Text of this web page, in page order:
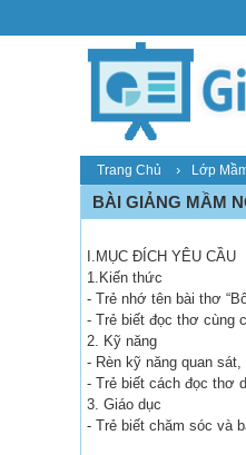
Trang Chủ › Lớp
BÀI GIẢNG MẦM
I.MỤC ĐÍCH YÊU CẦU
1.Kiến thức
- Trẻ nhớ tên bài thơ
- Trẻ biết đọc thơ cùng
2. Kỹ năng
- Rèn kỹ năng quan
- Trẻ biết cách đọc thơ
3. Giáo dục
- Trẻ biết chăm sóc và